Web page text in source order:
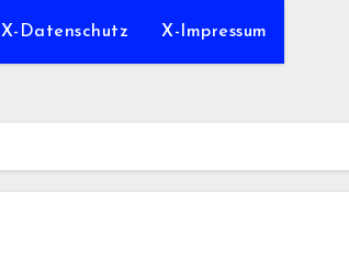
X-Datenschutz X-Impressum